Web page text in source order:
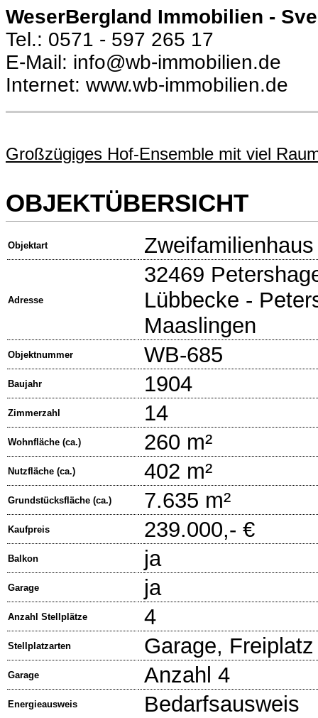
WeserBergland Immobilien -
Tel.: 0571 - 597 265 17
E-Mail: info@wb-immobilien.de
Internet: www.wb-immobilien.de
Großzügiges Hof-Ensemble mit viel
OBJEKTÜBERSICHT
Objektart Zweifamilienhaus
Adresse
32469
Lübbecke -
Maaslingen
Objektnummer WB-685
Baujahr 1904
Zimmerzahl 14
Wohnfläche (ca.) 260 m²
Nutzfläche (ca.) 402 m²
Grundstücksfläche (ca.) 7.635 m²
Kaufpreis 239.000,- €
Balkon ja
Garage ja
Anzahl Stellplätze 4
Stellplatzarten Garage, Freiplatz
Garage Anzahl 4
Energieausweis Bedarfsausweis